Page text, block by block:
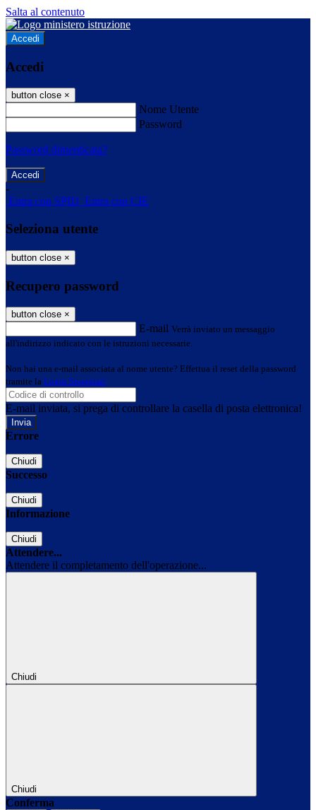
Salta al contenuto
Accedi
Accedi
button close ×
Nome Utente
Password
Password dimenticata?
-
Entra con SPID Entra con CIE
Seleziona utente
button close ×
Recupero password
button close ×
E-mail Verrà inviato un messaggio
all'indirizzo indicato con le istruzioni necessarie.
Non hai una e-mail associata al nome utente? Effettua il reset della password
tramite la Login Spaggiari
E-mail inviata, si prega di controllare la casella di posta elettronica!
Errore
Chiudi
Successo
Chiudi
Informazione
Chiudi
Attendere...
Attendere il completamento dell'operazione...
Chiudi
Chiudi
Conferma